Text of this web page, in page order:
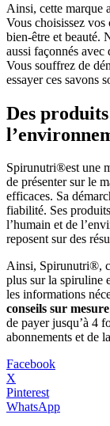
Ainsi, cette marque
Vous choisissez
bien-être et beauté.
aussi façonnés avec
Vous souffrez de
essayer ces savons
Des
Spirunutri®est une
de présenter sur le
efficaces. Sa
fiabilité. Ses
l’humain et de
reposent sur des
Ainsi, Spirunutri®,
plus sur la spiruline
les informations
conseils sur mesure
de payer jusqu’à 4
abonnements et de
Facebook
X
Pinterest
WhatsApp